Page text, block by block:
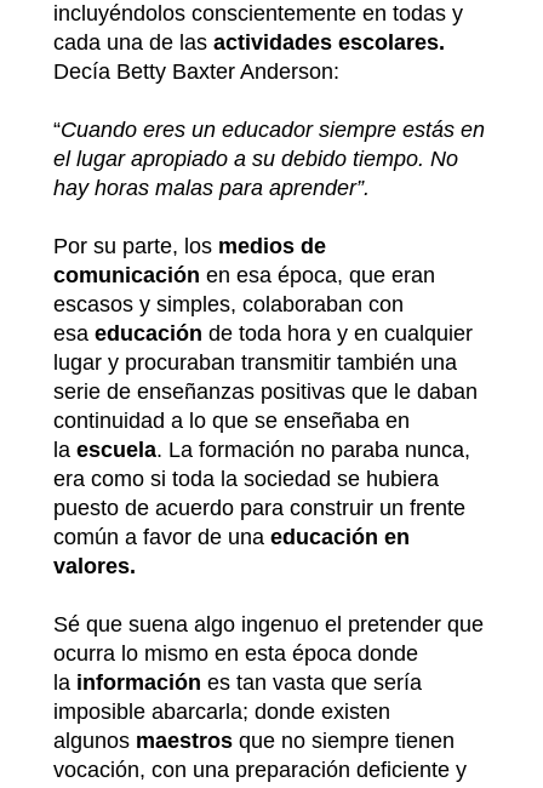
incluyéndolos conscientemente en todas y
cada una de las actividades escolares.
Decía Betty Baxter Anderson:
“Cuando eres un educador siempre estás en
el lugar apropiado a su debido tiempo. No
hay horas malas para aprender”.
Por su parte, los medios de
comunicación en esa época, que eran
escasos y simples, colaboraban con
esa educación de toda hora y en cualquier
lugar y procuraban transmitir también una
serie de enseñanzas positivas que le daban
continuidad a lo que se enseñaba en
la escuela. La formación no paraba nunca,
era como si toda la sociedad se hubiera
puesto de acuerdo para construir un frente
común a favor de una educación en
valores.
Sé que suena algo ingenuo el pretender que
ocurra lo mismo en esta época donde
la información es tan vasta que sería
imposible abarcarla; donde existen
algunos maestros que no siempre tienen
vocación, con una preparación deficiente y